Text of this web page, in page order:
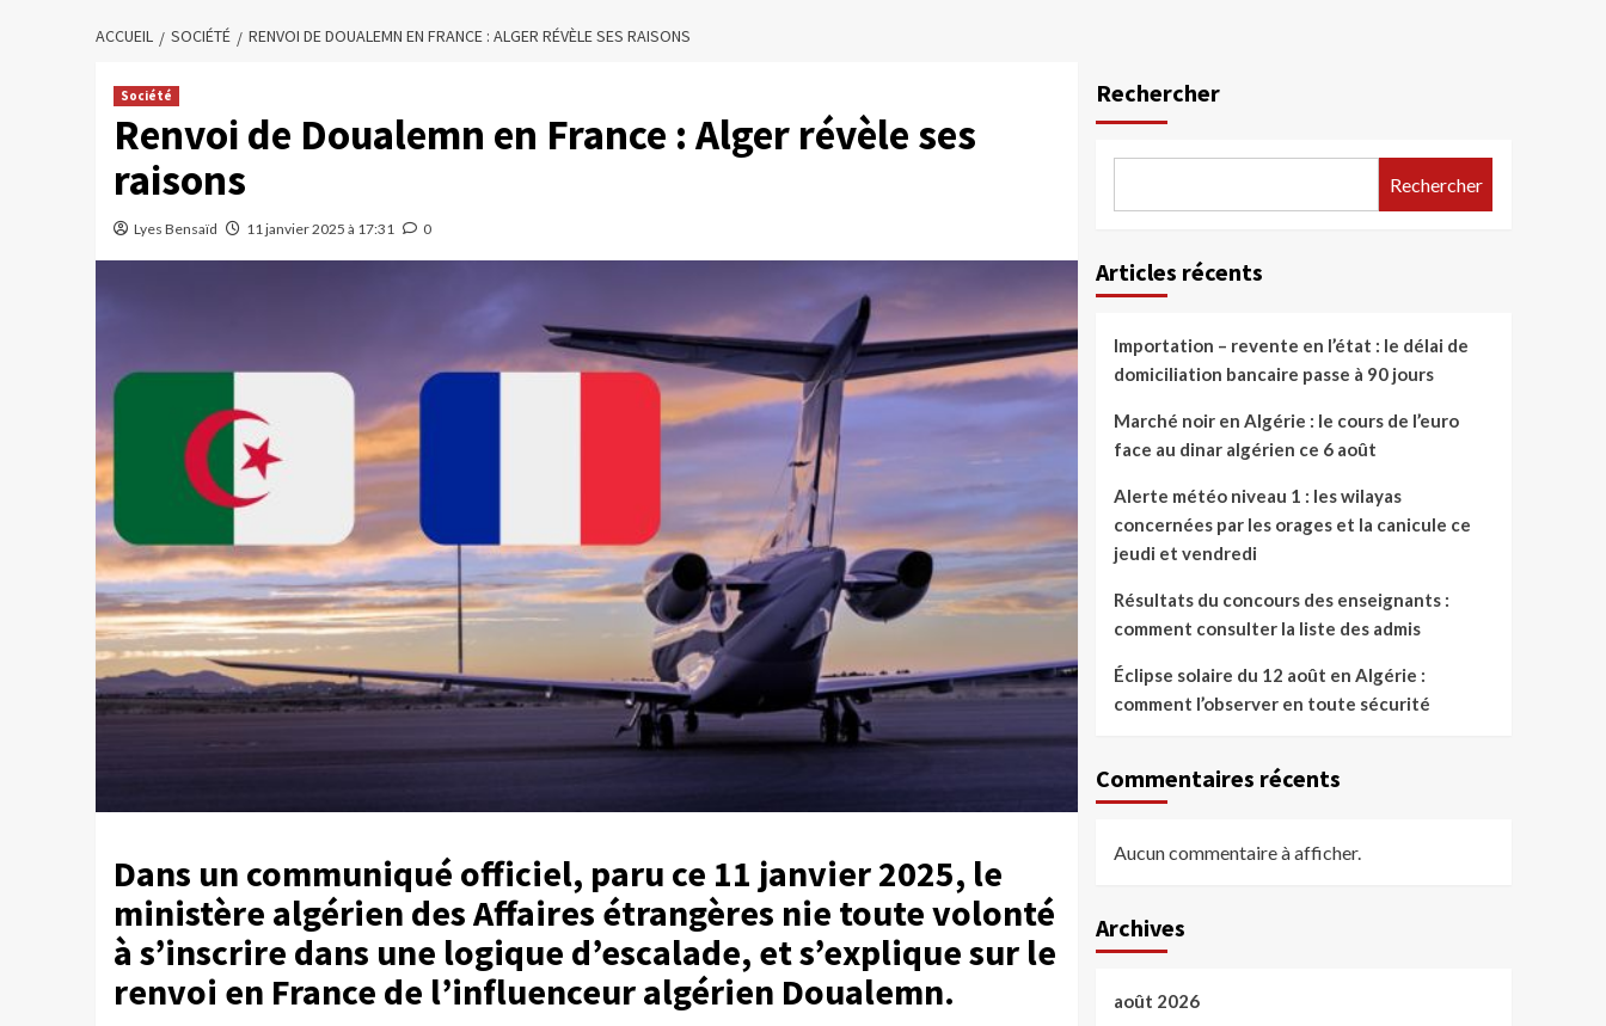
ACCUEIL SOCIÉTÉ RENVOI DE DOUALEMN EN FRANCE : ALGER RÉVÈLE SES RAISONS
Société
Renvoi de Doualemn en France : Alger révèle ses
raisons
Lyes Bensaïd 11 janvier 2025 à 17:31 0
Dans un communiqué officiel, paru ce 11 janvier 2025, le
ministère algérien des Affaires étrangères nie toute volonté
à s’inscrire dans une logique d’escalade, et s’explique sur le
renvoi en France de l’influenceur algérien Doualemn.
Rechercher
Rechercher
Articles récents
Importation – revente en l’état : le délai de
domiciliation bancaire passe à 90 jours
Marché noir en Algérie : le cours de l’euro
face au dinar algérien ce 6 août
Alerte météo niveau 1 : les wilayas
concernées par les orages et la canicule ce
jeudi et vendredi
Résultats du concours des enseignants :
comment consulter la liste des admis
Éclipse solaire du 12 août en Algérie :
comment l’observer en toute sécurité
Commentaires récents
Aucun commentaire à afficher.
Archives
août 2026